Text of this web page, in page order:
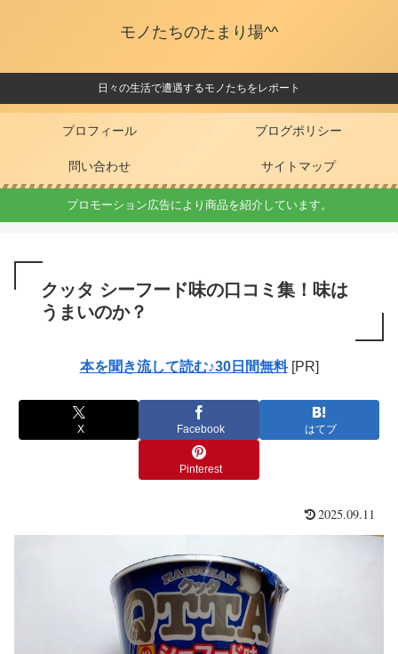
モノたちのたまり場^^
日々の生活で遭遇するモノたちをレポート
プロフィール ブログポリシー
問い合わせ サイトマップ
プロモーション広告により商品を紹介しています。
クッタ シーフード味の口コミ集！味は
うまいのか？
本を聞き流して読む♪30日間無料[PR]
X Facebook はてブ
Pinterest
2025.09.11